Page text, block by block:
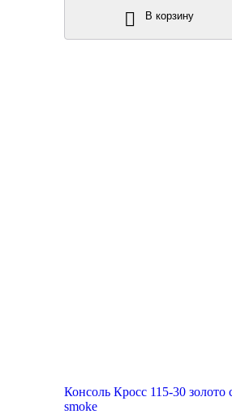
В корзину
Консоль Кросс 115-30 золото
smoke